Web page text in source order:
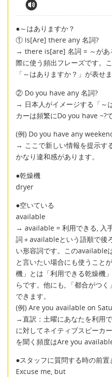
●～はありますか？
① Is[Are] there any 名詞?
→ there is[are] 名詞 = ～が
際に使う頻出フレーズです。
「～はありますか？」が表せま
② Do you have any 名詞?
→ 日本人がイメージする「～
カーは頻繁にDo you have ~?
(例) Do you have any
→ ここで新しい情報を提示す
かなり違和感があります。
●乾燥機
dryer
●空いている
available
→ available = 利用できる, 入
詞＋availableという語順で後
い形容詞です。このavailable
と言いたい場合にも使うこと
機」とは「利用できる乾燥機
らです。他にも, 「都合がつ
できます。
(例) Are you available on
→直訳：土曜にあなたを利用
に対してネイティブスピーカ
を聞く頻度はAre you
●スタッフに質問する時の前置
Excuse me, but